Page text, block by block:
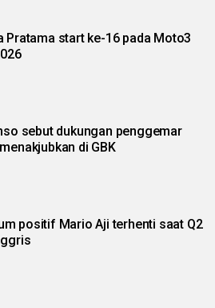
Pratama start ke-16 pada Moto3
sebut dukungan penggemar
di GBK
positif Mario Aji terhenti saat Q2